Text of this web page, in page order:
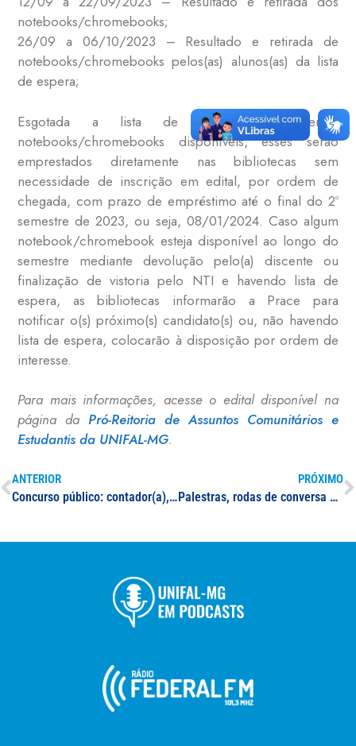
notebooks/chromebooks;
26/09 a 06/10/2023 – Resultado e retirada de
notebooks/chromebooks pelos(as) alunos(as) da lista
de espera;
Esgotada a lista de espera e havendo
notebooks/chromebooks disponíveis, esses serão
emprestados diretamente nas bibliotecas sem
necessidade de inscrição em edital, por ordem de
chegada, com prazo de empréstimo até o final do 2º
semestre de 2023, ou seja, 08/01/2024. Caso algum
notebook/chromebook esteja disponível ao longo do
semestre mediante devolução pelo(a) discente ou
finalização de vistoria pelo NTI e havendo lista de
espera, as bibliotecas informarão a Prace para
notificar o(s) próximo(s) candidato(s) ou, não havendo
lista de espera, colocarão à disposição por ordem de
interesse.
Para mais informações, acesse o edital disponível na
página da Pró-Reitoria de Assuntos Comunitários e
Estudantis da UNIFAL-MG.
ANTERIOR
Concurso público: contador(a), médico(a) pediatra e técnico(a) de laboratório na área de Botânica
PRÓXIMO
Palestras, rodas de conversa e shows marcam início de semestre na UNIFAL-MG; ingressantes conhecem projetos de ensino, pesquisa e extensão oferecidos pela Universidade